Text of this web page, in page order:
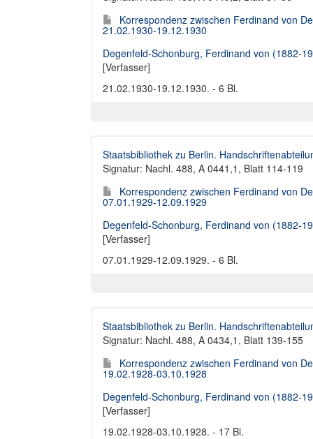
Korrespondenz zwischen Ferdinand von
21.02.1930-19.12.1930
Degenfeld-Schonburg, Ferdinand von (1882-
[Verfasser]
21.02.1930-19.12.1930. - 6 Bl.
Staatsbibliothek zu Berlin.
Signatur: Nachl. 488, A 0441,1, Blatt 114-119
Korrespondenz zwischen Ferdinand von
07.01.1929-12.09.1929
Degenfeld-Schonburg, Ferdinand von (1882-
[Verfasser]
07.01.1929-12.09.1929. - 6 Bl.
Staatsbibliothek zu Berlin.
Signatur: Nachl. 488, A 0434,1, Blatt 139-155
Korrespondenz zwischen Ferdinand von
19.02.1928-03.10.1928
Degenfeld-Schonburg, Ferdinand von (1882-
[Verfasser]
19.02.1928-03.10.1928. - 17 Bl.